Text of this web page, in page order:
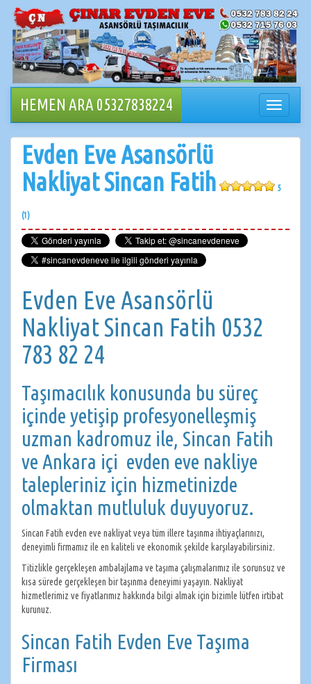
İçeriğe
geçin
HEMEN ARA 05327838224
değiştir
Evden Eve Asansörlü
Nakliyat Sincan Fatih
5
(1)
Evden Eve Asansörlü
Nakliyat Sincan Fatih 0532
783 82 24
Taşımacılık konusunda bu süreç
içinde yetişip profesyonelleşmiş
uzman kadromuz ile, Sincan Fatih
ve Ankara içi evden eve nakliye
talepleriniz için hizmetinizde
olmaktan mutluluk duyuyoruz.
Sincan Fatih evden eve nakliyat veya tüm illere taşınma ihtiyaçlarınızı,
deneyimli firmamız ile en kaliteli ve ekonomik şekilde karşılayabilirsiniz.
Titizlikle gerçekleşen ambalajlama ve taşıma çalışmalarımız ile sorunsuz ve
kısa sürede gerçekleşen bir taşınma deneyimi yaşayın. Nakliyat
hizmetlerimiz ve fiyatlarımız hakkında bilgi almak için bizimle lütfen irtibat
kurunuz.
Sincan Fatih Evden Eve Taşıma
Firması